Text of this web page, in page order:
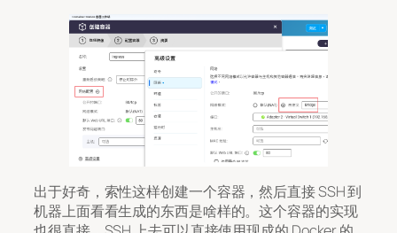
出于好奇，索性这样创建一个容器，然后直接 SSH 到
机器上面看看生成的东西是啥样的。这个容器的实现